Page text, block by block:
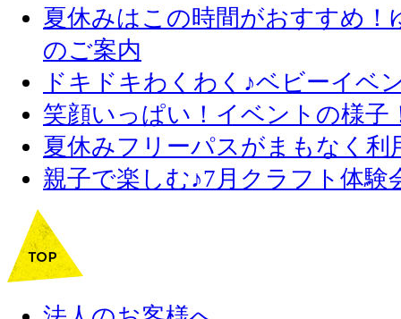
夏休みはこの時間がおすすめ
のご案内
ドキドキわくわく♪ベビーイベ
笑顔いっぱい！イベントの様子
夏休みフリーパスがまもなく利
親子で楽しむ♪7月クラフト体験